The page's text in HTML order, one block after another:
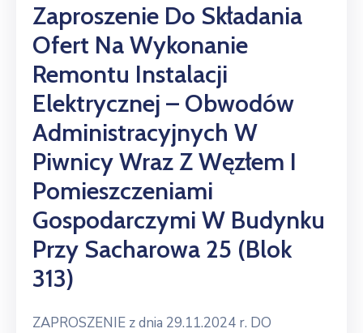
Zaproszenie Do Składania
Ofert Na Wykonanie
Remontu Instalacji
Elektrycznej – Obwodów
Administracyjnych W
Piwnicy Wraz Z Węzłem I
Pomieszczeniami
Gospodarczymi W Budynku
Przy Sacharowa 25 (blok
313)
ZAPROSZENIE z dnia 29.11.2024 r. DO